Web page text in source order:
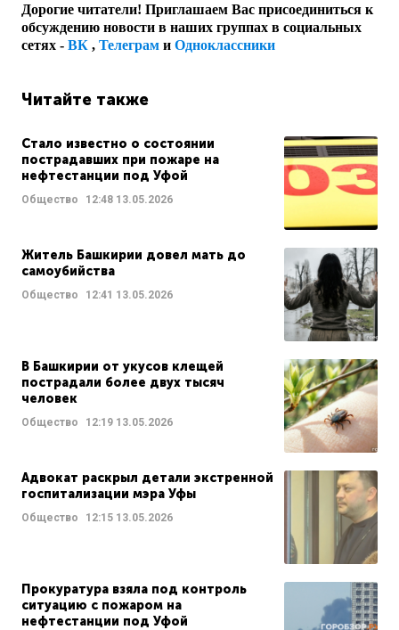
Дорогие читатели! Приглашаем Вас присоединиться к
обсуждению новости в наших группах в социальных
сетях - ВК , Телеграм и Одноклассники
Читайте также
Стало известно о состоянии
пострадавших при пожаре на
нефтестанции под Уфой
Общество 12:48 13.05.2026
Житель Башкирии довел мать до
самоубийства
Общество 12:41 13.05.2026
В Башкирии от укусов клещей
пострадали более двух тысяч
человек
Общество 12:19 13.05.2026
Адвокат раскрыл детали экстренной
госпитализации мэра Уфы
Общество 12:15 13.05.2026
Прокуратура взяла под контроль
ситуацию с пожаром на
нефтестанции под Уфой